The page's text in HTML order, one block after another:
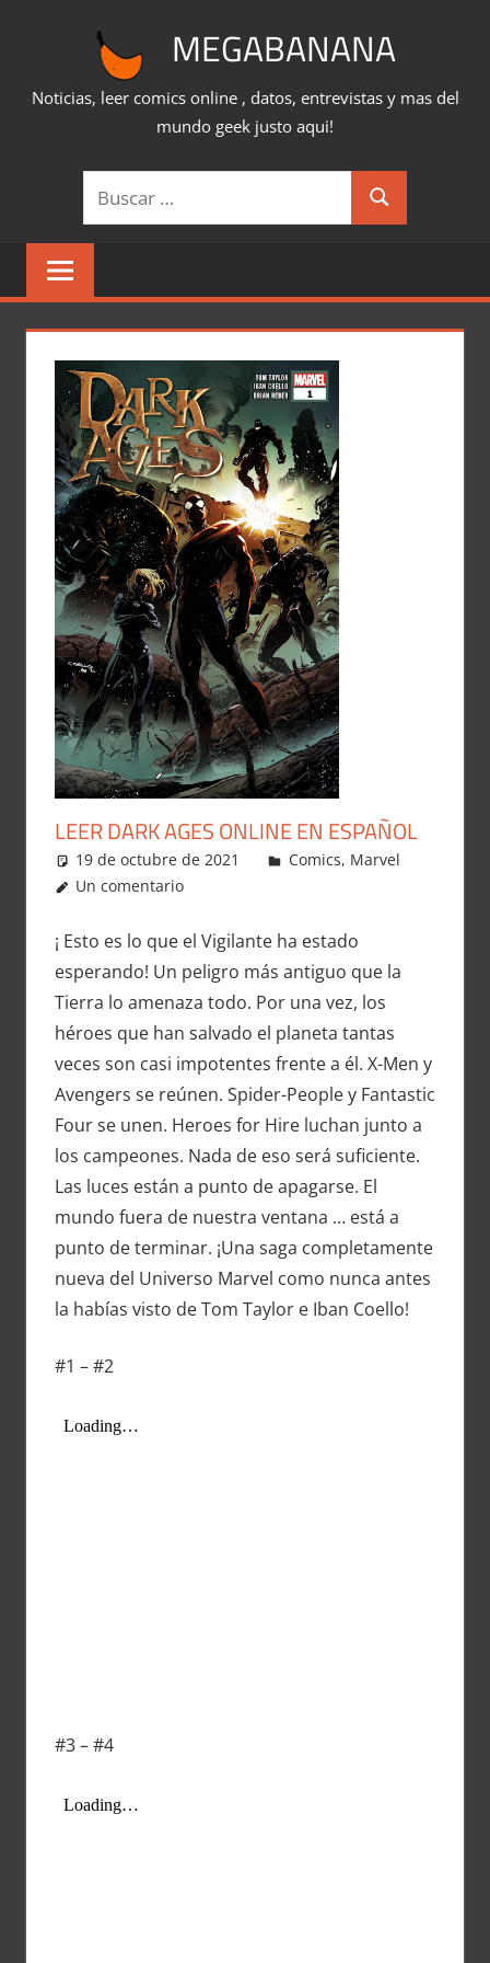
MEGABANANA
Noticias, leer comics online , datos, entrevistas y mas del
mundo geek justo aqui!
Buscar:
Buscar
LEER DARK AGES ONLINE EN ESPAÑOL
19 de octubre de 2021 Carlitox Banana
Comics, Marvel
Un comentario
¡ Esto es lo que el Vigilante ha estado
esperando! Un peligro más antiguo que la
Tierra lo amenaza todo. Por una vez, los
héroes que han salvado el planeta tantas
veces son casi impotentes frente a él. X-Men y
Avengers se reúnen. Spider-People y Fantastic
Four se unen. Heroes for Hire luchan junto a
los campeones. Nada de eso será suficiente.
Las luces están a punto de apagarse. El
mundo fuera de nuestra ventana … está a
punto de terminar. ¡Una saga completamente
nueva del Universo Marvel como nunca antes
la habías visto de Tom Taylor e Iban Coello!
#1 – #2
#3 – #4